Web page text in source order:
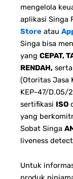
mengelola
aplikasi Singa
Store atau
Singa bisa
yang CEPAT,
RENDAH, serta
(Otoritas Jasa
KEP-47/D.05/
sertifikasi ISO
yang
Sobat Singa
liveness
Untuk